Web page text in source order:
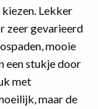
Lekker
zeer gevarieerd
mooie
een stukje door
met
maar de